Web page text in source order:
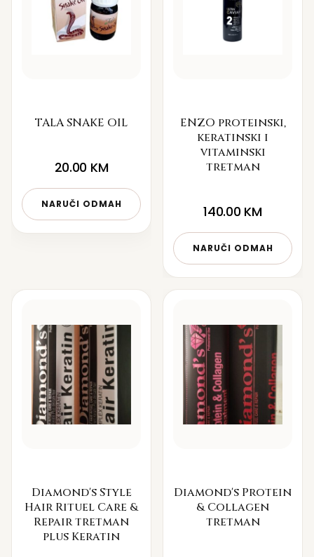
TALA SNAKE OIL
20.00 KM
NARUČI ODMAH
ENZO proteinski,
keratinski i
vitaminski
tretman
140.00 KM
NARUČI ODMAH
Diamond's Style
Hair Rituel Care &
Repair tretman
plus Keratin
Diamond's Protein
& Collagen
tretman